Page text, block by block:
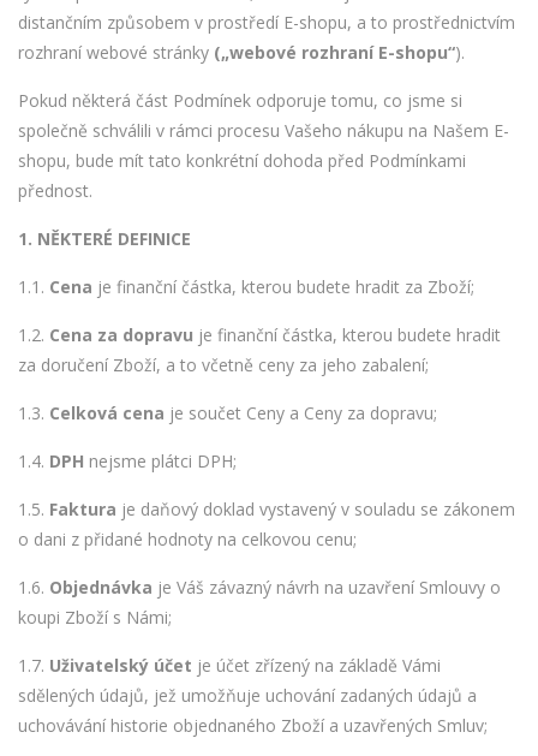
distančním způsobem v prostředí E-shopu, a to prostřednictvím
rozhraní webové stránky („webové rozhraní E-shopu“).
Pokud některá část Podmínek odporuje tomu, co jsme si
společně schválili v rámci procesu Vašeho nákupu na Našem E-
shopu, bude mít tato konkrétní dohoda před Podmínkami
přednost.
1. NĚKTERÉ DEFINICE
1.1. Cena je finanční částka, kterou budete hradit za Zboží;
1.2. Cena za dopravu je finanční částka, kterou budete hradit
za doručení Zboží, a to včetně ceny za jeho zabalení;
1.3. Celková cena je součet Ceny a Ceny za dopravu;
1.4. DPH nejsme plátci DPH;
1.5. Faktura je daňový doklad vystavený v souladu se zákonem
o dani z přidané hodnoty na celkovou cenu;
1.6. Objednávka je Váš závazný návrh na uzavření Smlouvy o
koupi Zboží s Námi;
1.7. Uživatelský účet je účet zřízený na základě Vámi
sdělených údajů, jež umožňuje uchování zadaných údajů a
uchovávání historie objednaného Zboží a uzavřených Smluv;